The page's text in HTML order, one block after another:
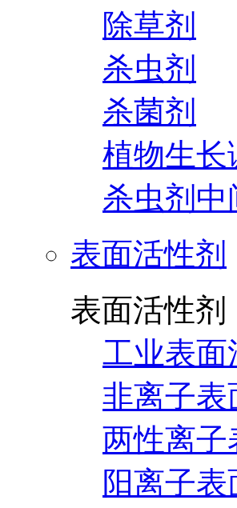
除草剂
杀虫剂
杀菌剂
植物生长
杀虫剂中
表面活性剂
表面活性剂
工业表面
非离子表
两性离子
阳离子表